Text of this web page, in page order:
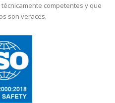
competentes y que
son veraces.